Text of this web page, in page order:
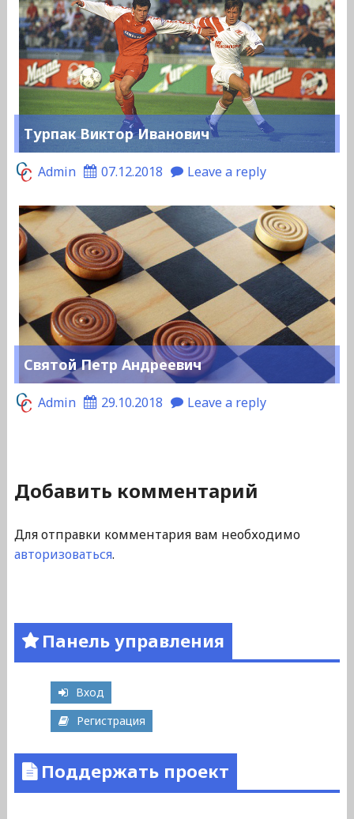
Турпак Виктор Иванович
Admin 07.12.2018 Leave a reply
Святой Петр Андреевич
Admin 29.10.2018 Leave a reply
Добавить комментарий
Для отправки комментария вам необходимо
авторизоваться.
Панель управления
Вход
Регистрация
Поддержать проект